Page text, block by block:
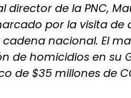
director de la PNC,
por la visita de
nacional. El
de homicidios en su
de $35 millones de